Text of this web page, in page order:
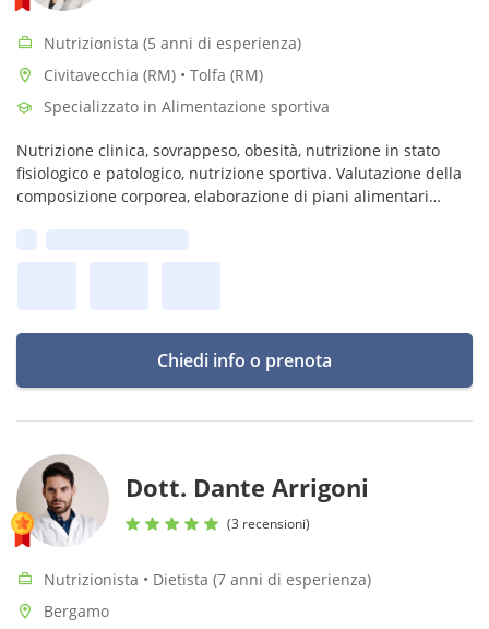
Nutrizionista (5 anni di esperienza)
Civitavecchia (RM) • Tolfa (RM)
Specializzato in Alimentazione sportiva
Nutrizione clinica, sovrappeso, obesità, nutrizione in stato
fisiologico e patologico, nutrizione sportiva. Valutazione della
composizione corporea, elaborazione di piani alimentari
Chiedi info o prenota
Dott. Dante Arrigoni
(3 recensioni)
Nutrizionista • Dietista (7 anni di esperienza)
Bergamo